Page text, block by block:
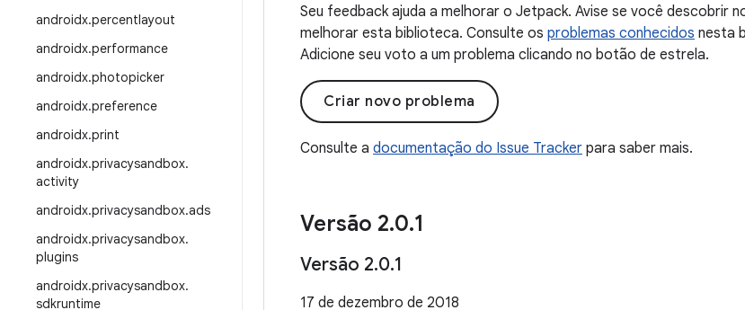
androidx.percentlayout
androidx.performance
androidx.photopicker
androidx.preference
androidx.print
androidx.privacysandbox.
activity
androidx.privacysandbox.ads
androidx.privacysandbox.
plugins
androidx.privacysandbox.
sdkruntime
Seu feedback ajuda a melhorar o Jetpack. Avise se você descobrir
melhorar esta biblioteca. Consulte os problemas conhecidos nesta
Adicione seu voto a um problema clicando no botão de estrela.
Criar novo problema
Consulte a documentação do Issue Tracker para saber mais.
Versão 2.0.1
Versão 2.0.1
17 de dezembro de 2018